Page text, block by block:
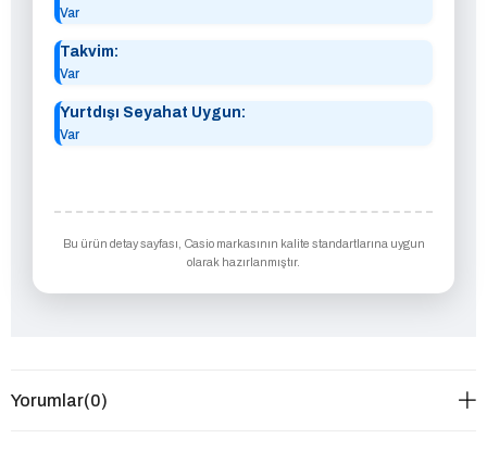
Var
Takvim:
Var
Yurtdışı Seyahat Uygun:
Var
Bu ürün detay sayfası, Casio markasının kalite standartlarına uygun
olarak hazırlanmıştır.
Yorumlar(0)